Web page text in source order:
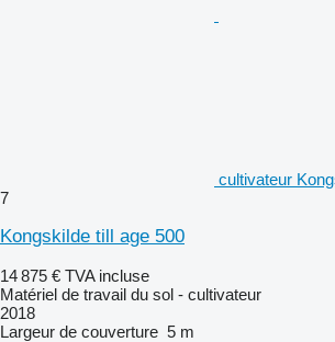
cultivateur
7
Kongskilde till age 500
14 875 € TVA incluse
Matériel de travail du sol - cultivateur
2018
Largeur de couverture 5 m